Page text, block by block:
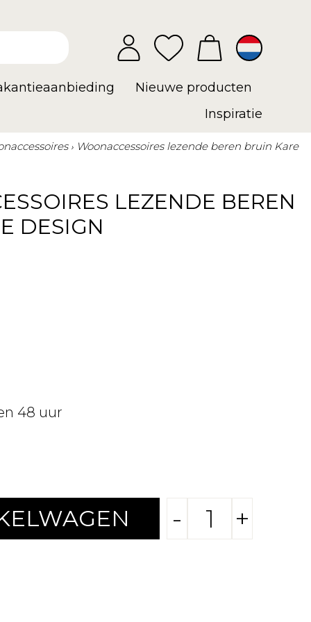
Nieuwe producten
Inspiratie
Woonaccessoires lezende beren bruin Kare
LEZENDE BEREN
DESIGN
48 uur
- +